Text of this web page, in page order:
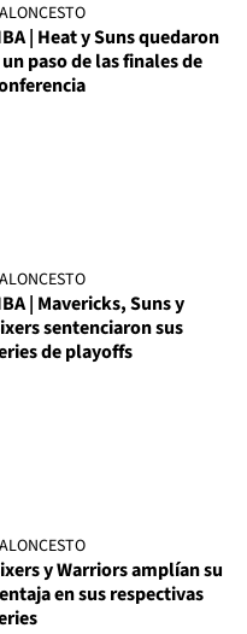
| Heat y Suns quedaron
paso de las finales de
| Mavericks, Suns y
sentenciaron sus
de playoffs
y Warriors amplían su
en sus respectivas